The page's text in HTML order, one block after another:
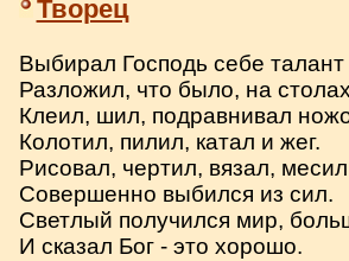
Творец
Выбирал Господь себе талант
Разложил, что было, на
Клеил, шил, подравнивал
Колотил, пилил, катал и жег.
Рисовал, чертил, вязал,
Совершенно выбился из сил.
Светлый получился мир,
И сказал Бог - это хорошо.